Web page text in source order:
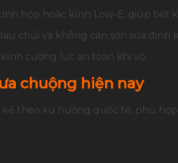
hộp hoặc kính Low-E, giúp tiết
chùi và không cần sơn sửa định
cường lực an toàn khi vỡ.
chuộng hiện nay
theo xu hướng quốc tế, phù